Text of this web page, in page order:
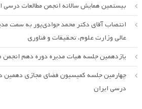
بیستمین همایش سالانه انجمن مطالعات درسی
انتصاب آقای دکتر محمد جوادی‌پور به سمت
عالی وزارت علوم، تحقیقات و فناوری
یازدهمین جلسه هیات مدیره دوره دهم انجمن
چهارمین جلسه کمیسیون فضای مجازی دهمین
درسی ایران